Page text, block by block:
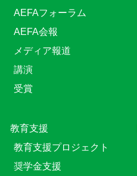
AEFAフォーラム
AEFA会報
メディア報道
講演
受賞
教育⽀援
教育⽀援プロジェクト
奨学金支援